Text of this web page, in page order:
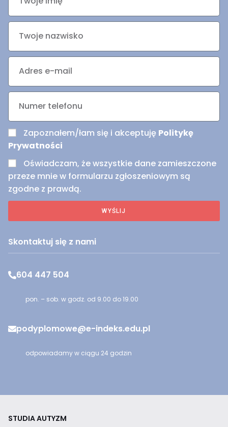
Zapoznałem/łam się i akceptuję Politykę
Prywatności
Oświadczam, że wszystkie dane zamieszczone
przeze mnie w formularzu zgłoszeniowym są
zgodne z prawdą.
WYŚLIJ
Skontaktuj się z nami
604 447 504
pon. – sob. w godz. od 9.00 do 19.00
podyplomowe@e-indeks.edu.pl
odpowiadamy w ciągu 24 godzin
STUDIA AUTYZM